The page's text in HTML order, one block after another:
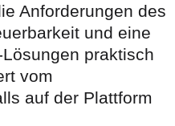
Anforderungen des
und eine
praktisch
vom
auf der Plattform